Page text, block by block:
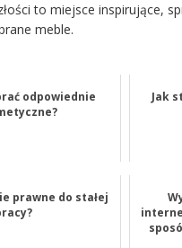
to miejsce inspirujące,
meble.
odpowiednie
Jak
prawne do stałej